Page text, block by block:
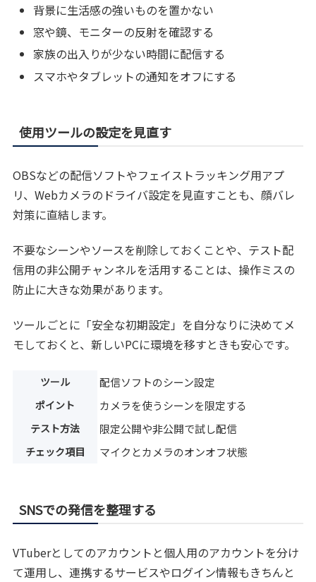
背景に生活感の強いものを置かない
窓や鏡、モニターの反射を確認する
家族の出入りが少ない時間に配信する
スマホやタブレットの通知をオフにする
使用ツールの設定を見直す
OBSなどの配信ソフトやフェイストラッキング用アプ
リ、Webカメラのドライバ設定を見直すことも、顔バレ
対策に直結します。
不要なシーンやソースを削除しておくことや、テスト配
信用の非公開チャンネルを活用することは、操作ミスの
防止に大きな効果があります。
ツールごとに「安全な初期設定」を自分なりに決めてメ
モしておくと、新しいPCに環境を移すときも安心です。
ツール 配信ソフトのシーン設定
ポイント カメラを使うシーンを限定する
テスト方法 限定公開や非公開で試し配信
チェック項目 マイクとカメラのオンオフ状態
SNSでの発信を整理する
VTuberとしてのアカウントと個人用のアカウントを分け
て運用し、連携するサービスやログイン情報もきちんと